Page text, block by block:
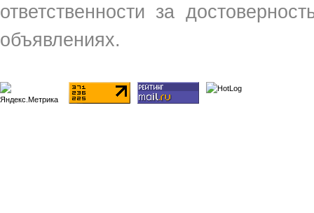
ответственности за
объявлениях.